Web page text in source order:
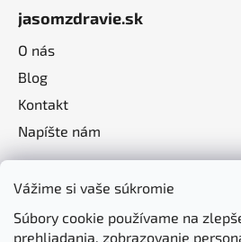
Vážime si vaše súkromie
Súbory cookie používame na
prehliadania, zobrazovanie
jasomzdravie.sk
O nás
Blog
Kontakt
Napíšte nám